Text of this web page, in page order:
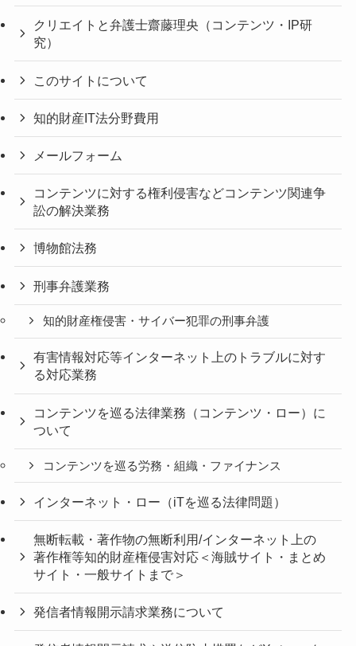
クリエイトと弁護士齋藤理央（コンテンツ・IP研
究）
このサイトについて
知的財産IT法分野費用
メールフォーム
コンテンツに対する権利侵害などコンテンツ関連争
訟の解決業務
博物館法務
刑事弁護業務
知的財産権侵害・サイバー犯罪の刑事弁護
有害情報対応等インターネット上のトラブルに対す
る対応業務
コンテンツを巡る法律業務（コンテンツ・ロー）に
ついて
コンテンツを巡る労務・組織・ファイナンス
インターネット・ロー（iTを巡る法律問題）
無断転載・著作物の無断利用/インターネット上の
著作権等知的財産権侵害対応＜海賊サイト・まとめ
サイト・一般サイトまで＞
発信者情報開示請求業務について